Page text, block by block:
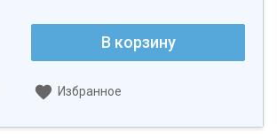
В корзину
Избранное